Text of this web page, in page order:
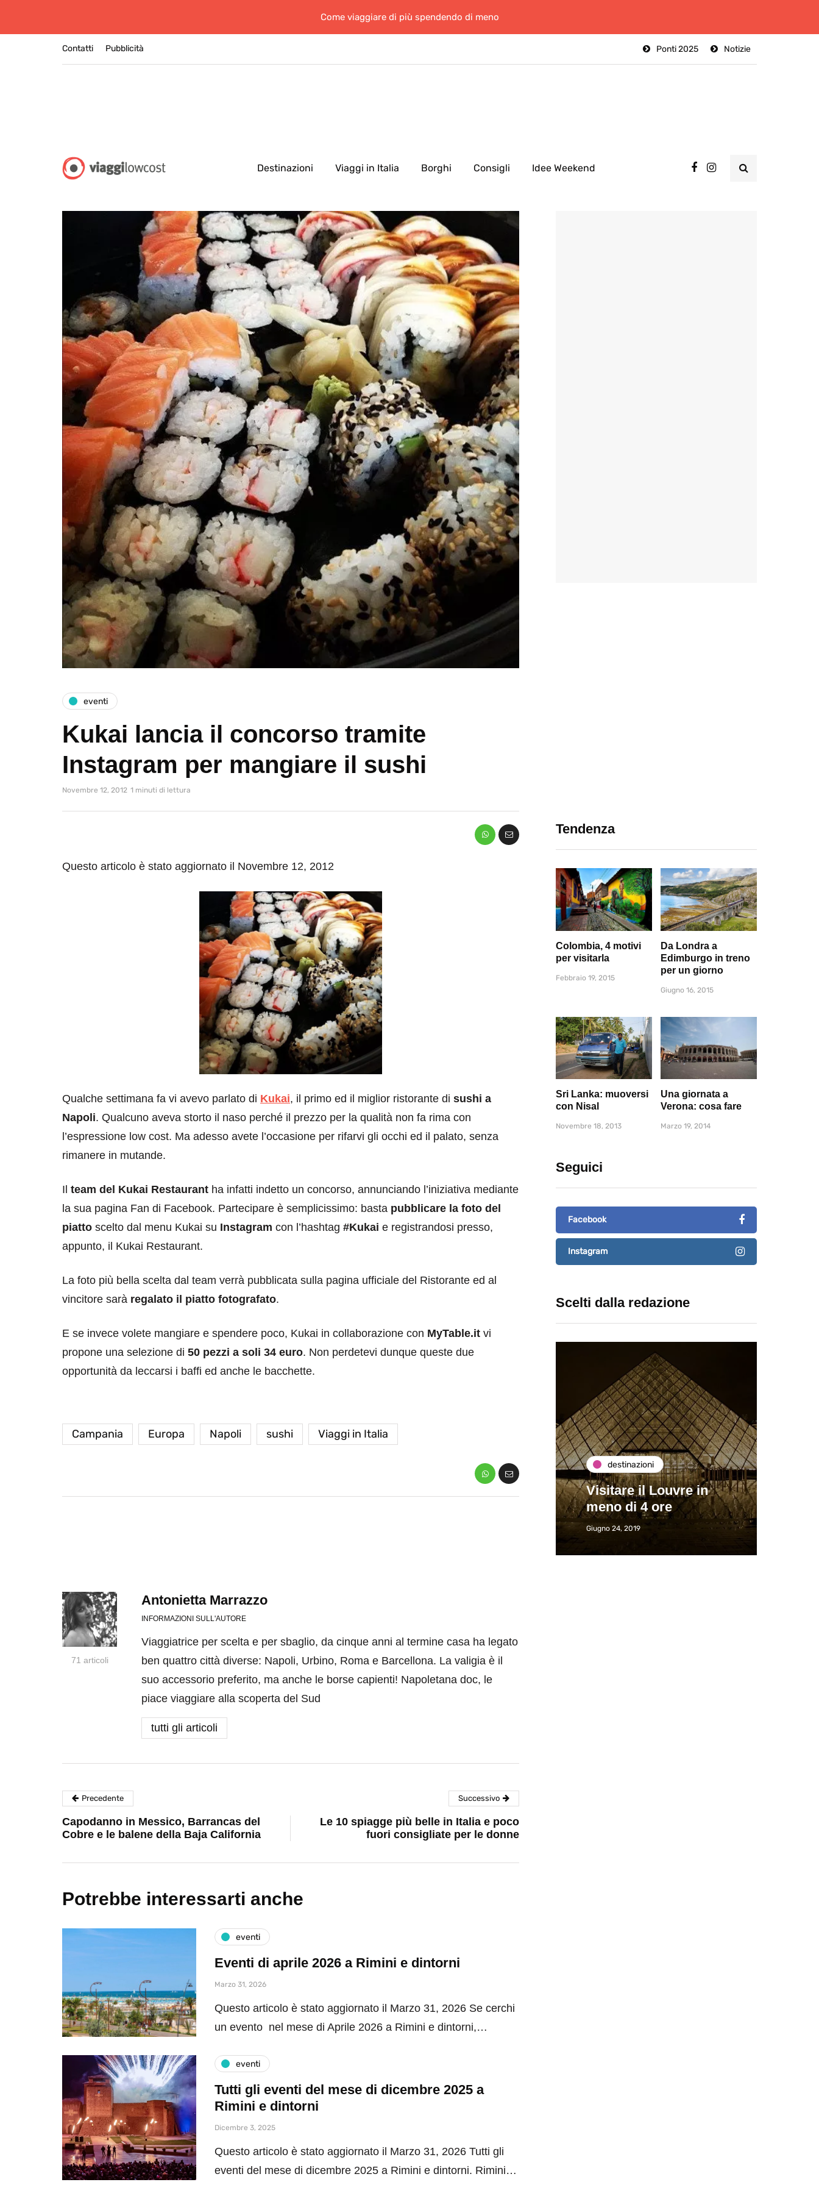
Come viaggiare di più spendendo di meno
Contatti Notizie
Ponti 2025
Pubblicità
Destinazioni Viaggi in Italia Borghi Consigli Idee Weekend
eventi
Kukai lancia il concorso tramite
Instagram per mangiare il sushi
Novembre 12, 2012 1 minuti di lettura
Questo articolo è stato aggiornato il Novembre 12, 2012
Qualche settimana fa vi avevo parlato di Kukai, il primo ed il miglior ristorante di sushi a
Napoli. Qualcuno aveva storto il naso perché il prezzo per la qualità non fa rima con
l’espressione low cost. Ma adesso avete l’occasione per rifarvi gli occhi ed il palato, senza
rimanere in mutande.
Il team del Kukai Restaurant ha infatti indetto un concorso, annunciando l’iniziativa mediante
la sua pagina Fan di Facebook. Partecipare è semplicissimo: basta pubblicare la foto del
piatto scelto dal menu Kukai su Instagram con l’hashtag #Kukai e registrandosi presso,
appunto, il Kukai Restaurant.
La foto più bella scelta dal team verrà pubblicata sulla pagina ufficiale del Ristorante ed al
vincitore sarà regalato il piatto fotografato.
E se invece volete mangiare e spendere poco, Kukai in collaborazione con MyTable.it vi
propone una selezione di 50 pezzi a soli 34 euro. Non perdetevi dunque queste due
opportunità da leccarsi i baffi ed anche le bacchette.
Campania Europa Napoli sushi Viaggi in Italia
Tendenza
Colombia, 4 motivi
per visitarla
Febbraio 19, 2015
Da Londra a
Edimburgo in treno
per un giorno
Giugno 16, 2015
Sri Lanka: muoversi
con Nisal
Novembre 18, 2013
Una giornata a
Verona: cosa fare
Marzo 19, 2014
Seguici
Facebook
Instagram
Scelti dalla redazione
destinazioni
Visitare il Louvre in
meno di 4 ore
Giugno 24, 2019
71 articoli
Antonietta Marrazzo
INFORMAZIONI SULL'AUTORE
Viaggiatrice per scelta e per sbaglio, da cinque anni al termine casa ha legato
ben quattro città diverse: Napoli, Urbino, Roma e Barcellona. La valigia è il
suo accessorio preferito, ma anche le borse capienti! Napoletana doc, le
piace viaggiare alla scoperta del Sud
tutti gli articoli
Precedente
Capodanno in Messico, Barrancas del
Cobre e le balene della Baja California
Successivo
Le 10 spiagge più belle in Italia e poco
fuori consigliate per le donne
Potrebbe interessarti anche
eventi
Eventi di aprile 2026 a Rimini e dintorni
Marzo 31, 2026
Questo articolo è stato aggiornato il Marzo 31, 2026 Se cerchi
un evento nel mese di Aprile 2026 a Rimini e dintorni,…
eventi
Tutti gli eventi del mese di dicembre 2025 a
Rimini e dintorni
Dicembre 3, 2025
Questo articolo è stato aggiornato il Marzo 31, 2026 Tutti gli
eventi del mese di dicembre 2025 a Rimini e dintorni. Rimini…